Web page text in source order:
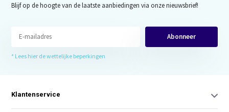
Blijf op de hoogte van de laatste aanbiedingen via onze nieuwsbrief!
Abonneer
* Lees hier de wettelijke beperkingen
Klantenservice